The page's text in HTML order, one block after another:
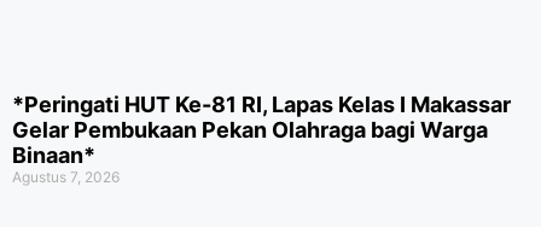
*Peringati HUT Ke-81 RI, Lapas Kelas I Makassar
Gelar Pembukaan Pekan Olahraga bagi Warga
Binaan*
Agustus 7, 2026